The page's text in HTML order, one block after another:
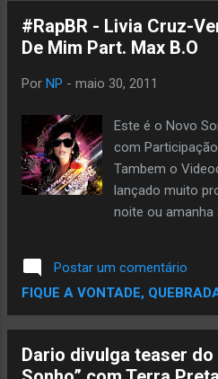
#RapBR - Livia Cruz-
De Mim Part. Max B.O
Por NP - maio 30, 2011
Este é o Novo
com
Tambem o
lançado muito
noite ou amanha
Postar um comentário
FIQUE A VONTADE,
Dario divulga teaser do